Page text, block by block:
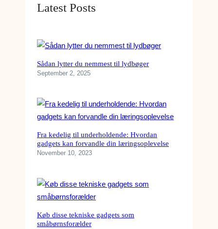
E
Latest Posts
Sådan lytter du nemmest til lydbøger
September 2, 2025
Fra kedelig til underholdende: Hvordan
gadgets kan forvandle din læringsoplevelse
November 10, 2023
Køb disse tekniske gadgets som
småbørnsforælder